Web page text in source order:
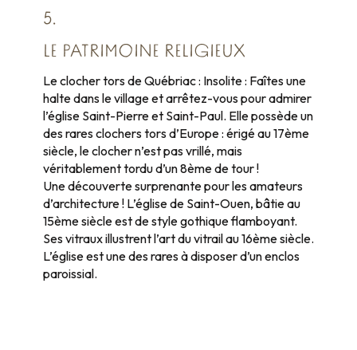
5.
LE PATRIMOINE RELIGIEUX
Le clocher tors de Québriac : Insolite : Faîtes une
halte dans le village et arrêtez-vous pour admirer
l’église Saint-Pierre et Saint-Paul. Elle possède un
des rares clochers tors d’Europe : érigé au 17ème
siècle, le clocher n’est pas vrillé, mais
véritablement tordu d’un 8ème de tour !
Une découverte surprenante pour les amateurs
d’architecture ! L’église de Saint-Ouen, bâtie au
15ème siècle est de style gothique flamboyant.
Ses vitraux illustrent l’art du vitrail au 16ème siècle.
L’église est une des rares à disposer d’un enclos
paroissial.